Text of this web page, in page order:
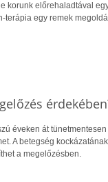
korunk előrehaladtával
terápia egy remek
éveken át
A betegség
a megelőzésben.